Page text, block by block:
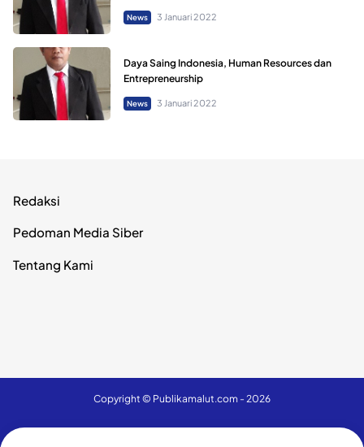
News 3 Januari 2022
Daya Saing Indonesia, Human Resources dan
Entrepreneurship
News 3 Januari 2022
Redaksi
Pedoman Media Siber
Tentang Kami
Copyright © Publikamalut.com - 2026